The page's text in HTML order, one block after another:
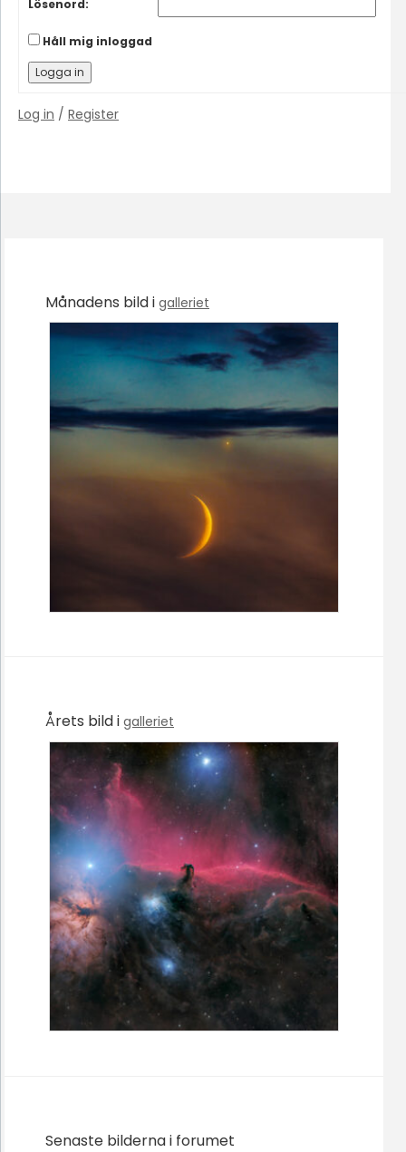
Lösenord:
Håll mig inloggad
Logga in
Log in / Register
Månadens bild i galleriet
Årets bild i galleriet
Senaste bilderna i forumet